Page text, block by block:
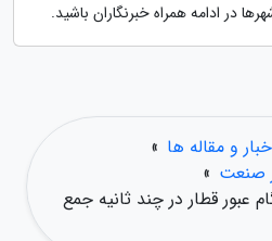
در ادامه همراه خبرنگاران باشید.
و مقاله ها »
صنعت »
عبور قطار در چند ثانیه جمع